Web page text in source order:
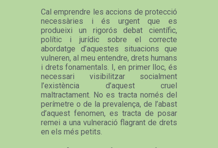
Cal emprendre les accions de protecció
necessàries i és urgent que es
produeixi un rigorós debat científic,
polític i jurídic sobre el correcte
abordatge d’aquestes situacions que
vulneren, al meu entendre, drets humans
i drets fonamentals. I, en primer lloc, és
necessari visibilitzar socialment
l’existència d’aquest cruel
maltractament. No es tracta només del
perímetre o de la prevalença, de l’abast
d’aquest fenomen, es tracta de posar
remei a una vulneració flagrant de drets
en els més petits.